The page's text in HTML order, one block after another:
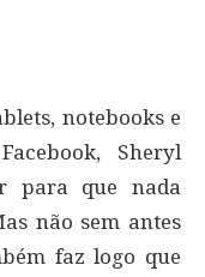
notebooks e
Sheryl
para que nada
não sem antes
faz logo que